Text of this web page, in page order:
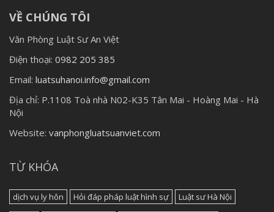
VỀ CHÚNG TÔI
Văn Phòng Luật Sư An Việt
Điện thoại: 0982 205 385
Email: luatsuhanoi.info@gmail.com
Địa chỉ: P.1108 Toà nhà N02-K35 Tân Mai - Hoàng Mai - Hà
Nội
Website: vanphongluatsuanviet.com
TỪ KHÓA
dịch vụ ly hôn Hỏi đáp pháp luật hình sự
Luật sư Hà Nội